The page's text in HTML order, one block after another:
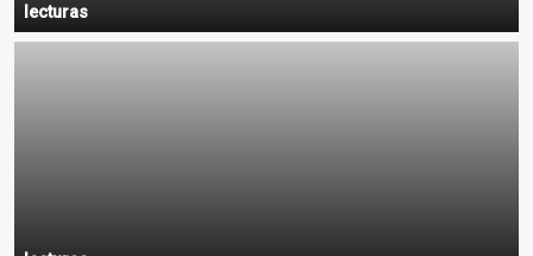
lecturas